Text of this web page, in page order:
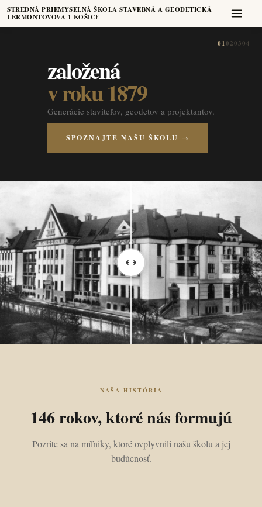
STREDNÁ PRIEMYSELNÁ ŠKOLA STAVEBNÁ A GEODETICKÁ
LERMONTOVOVA 1 KOŠICE
01020304
založená
v roku 1879
Generácie staviteľov, geodetov a projektantov.
SPOZNAJTE NAŠU ŠKOLU →
NAŠA HISTÓRIA
146 rokov, ktoré nás formujú
Pozrite sa na míľniky, ktoré ovplyvnili našu školu a jej
budúcnosť.